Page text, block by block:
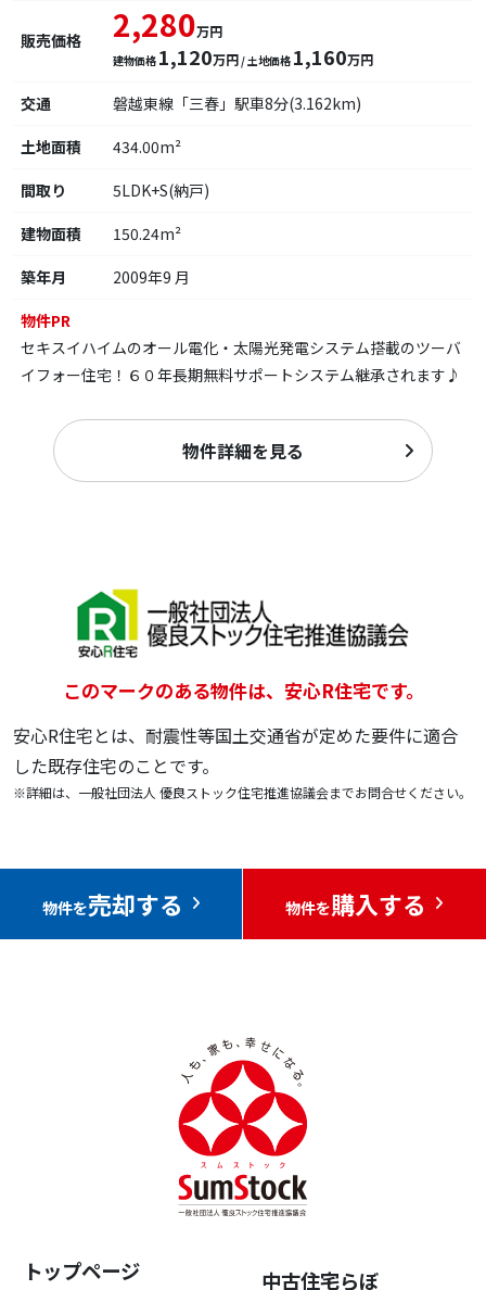
販売価格 2,280万円
建物価格 1,120万円 / 土地価格 1,160万円
交通
磐越東線「三春」駅車8分(3.162km)
土地面積
434.00m²
間取り
5LDK+S(納戸)
建物面積
150.24m²
築年月
2009年9 月
物件PR
セキスイハイムのオール電化・太陽光発電システム搭載のツーバ
イフォー住宅！６０年長期無料サポートシステム継承されます♪
物件詳細を見る
このマークのある物件は、安心R住宅です。
安心R住宅とは、耐震性等国土交通省が定めた要件に適合
した既存住宅のことです。
※詳細は、一般社団法人 優良ストック住宅推進協議会までお問合せください。
物件を売却する 物件を購入する
トップページ 中古住宅らぼ